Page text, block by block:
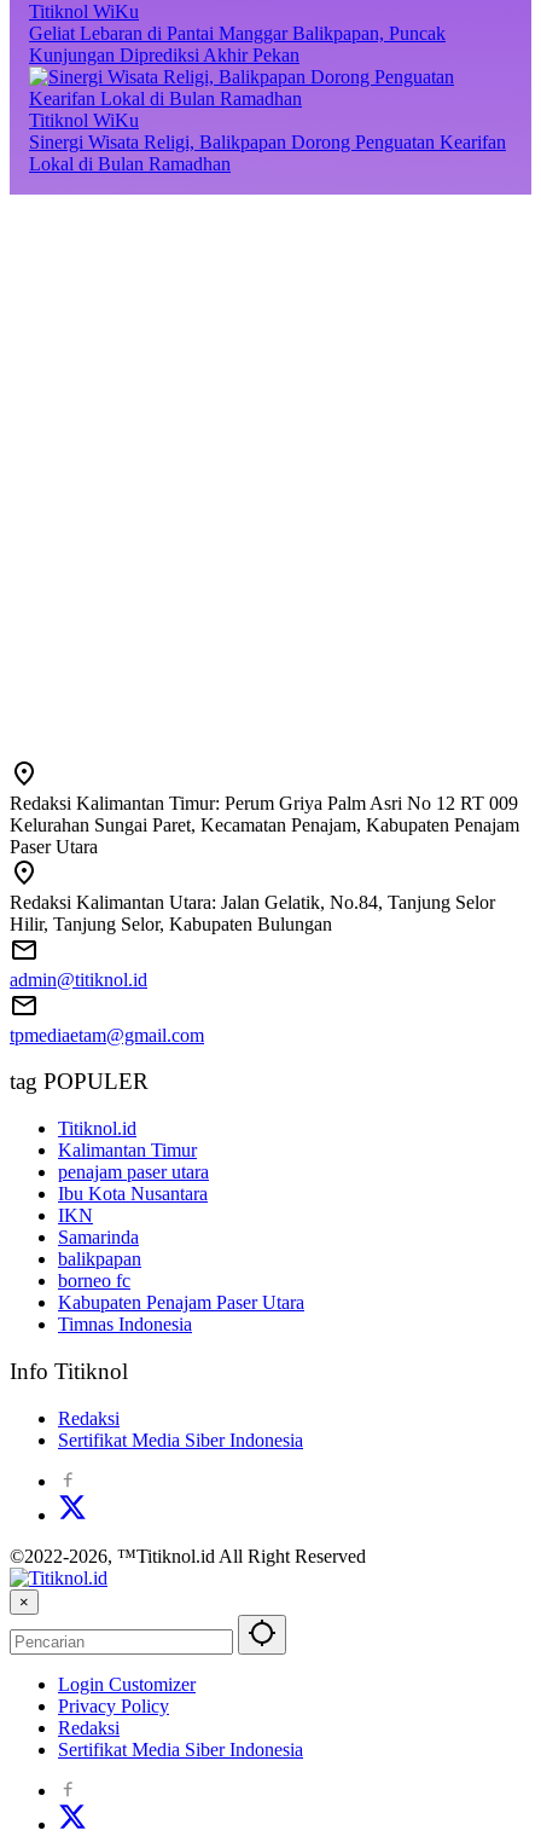
Titiknol WiKu
Geliat Lebaran di Pantai Manggar Balikpapan, Puncak
Kunjungan Diprediksi Akhir Pekan
Titiknol WiKu
Sinergi Wisata Religi, Balikpapan Dorong Penguatan Kearifan
Lokal di Bulan Ramadhan
Redaksi Kalimantan Timur: Perum Griya Palm Asri No 12 RT 009
Kelurahan Sungai Paret, Kecamatan Penajam, Kabupaten Penajam
Paser Utara
Redaksi Kalimantan Utara: Jalan Gelatik, No.84, Tanjung Selor
Hilir, Tanjung Selor, Kabupaten Bulungan
admin@titiknol.id
tpmediaetam@gmail.com
tag POPULER
Titiknol.id
Kalimantan Timur
penajam paser utara
Ibu Kota Nusantara
IKN
Samarinda
balikpapan
borneo fc
Kabupaten Penajam Paser Utara
Timnas Indonesia
Info Titiknol
Redaksi
Sertifikat Media Siber Indonesia
©2022-2026, ™Titiknol.id All Right Reserved
×
Login Customizer
Privacy Policy
Redaksi
Sertifikat Media Siber Indonesia